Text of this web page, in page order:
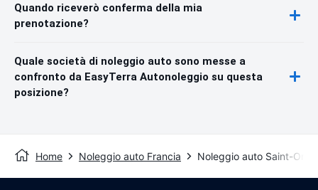
Quando riceverò conferma della mia
prenotazione?
Quale società di noleggio auto sono messe a
confronto da EasyTerra Autonoleggio su questa
posizione?
Home Noleggio auto Francia Noleggio auto Saint-Omer